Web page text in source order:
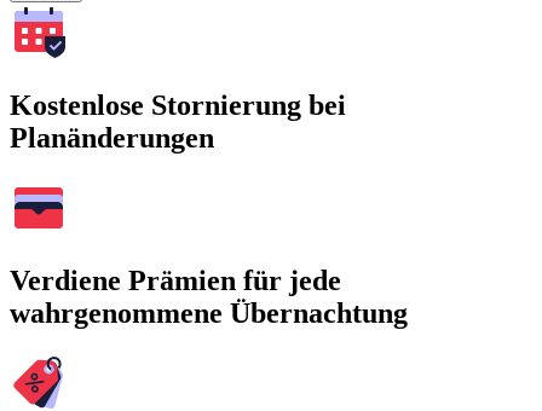
Kostenlose Stornierung bei
Planänderungen
Verdiene Prämien für jede
wahrgenommene Übernachtung